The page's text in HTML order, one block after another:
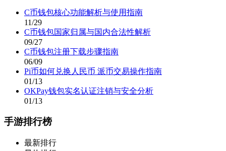
C币钱包核心功能解析与使用指南
11/29
C币钱包国家归属与国内合法性解析
09/27
C币钱包注册下载步骤指南
06/09
Pi币如何兑换人民币 派币交易操作指南
01/13
OKPay钱包实名认证注销与安全分析
01/13
手游排行榜
最新排行